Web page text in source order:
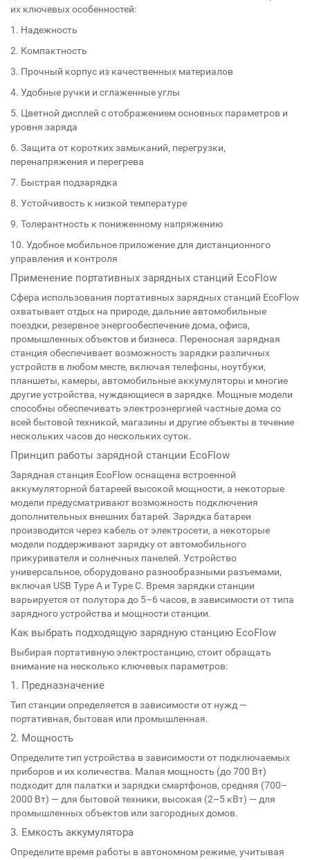
их ключевых особенностей:
1. Надежность
2. Компактность
3. Прочный корпус из качественных материалов
4. Удобные ручки и сглаженные углы
5. Цветной дисплей с отображением основных параметров и
уровня заряда
6. Защита от коротких замыканий, перегрузки,
перенапряжения и перегрева
7. Быстрая подзарядка
8. Устойчивость к низкой температуре
9. Толерантность к пониженному напряжению
10. Удобное мобильное приложение для дистанционного
управления и контроля
Применение портативных зарядных станций EcoFlow
Сфера использования портативных зарядных станций EcoFlow
охватывает отдых на природе, дальние автомобильные
поездки, резервное энергообеспечение дома, офиса,
промышленных объектов и бизнеса. Переносная зарядная
станция обеспечивает возможность зарядки различных
устройств в любом месте, включая телефоны, ноутбуки,
планшеты, камеры, автомобильные аккумуляторы и многие
другие устройства, нуждающиеся в зарядке. Мощные модели
способны обеспечивать электроэнергией частные дома со
всей бытовой техникой, магазины и другие объекты в течение
нескольких часов до нескольких суток.
Принцип работы зарядной станции EcoFlow
Зарядная станция EcoFlow оснащена встроенной
аккумуляторной батареей высокой мощности, а некоторые
модели предусматривают возможность подключения
дополнительных внешних батарей. Зарядка батареи
производится через кабель от электросети, а некоторые
модели поддерживают зарядку от автомобильного
прикуривателя и солнечных панелей. Устройство
универсальное, оборудовано разнообразными разъемами,
включая USB Type A и Type C. Время зарядки станции
варьируется от полутора до 5–6 часов, в зависимости от типа
зарядного устройства и мощности станции.
Как выбрать подходящую зарядную станцию EcoFlow
Выбирая портативную электростанцию, стоит обращать
внимание на несколько ключевых параметров:
1. Предназначение
Тип станции определяется в зависимости от нужд —
портативная, бытовая или промышленная.
2. Мощность
Определите тип устройства в зависимости от подключаемых
приборов и их количества. Малая мощность (до 700 Вт)
подходит для палатки и зарядки смартфонов, средняя (700–
2000 Вт) — для бытовой техники, высокая (2–5 кВт) — для
промышленных объектов или загородных домов.
3. Емкость аккумулятора
Определите время работы в автономном режиме, учитывая